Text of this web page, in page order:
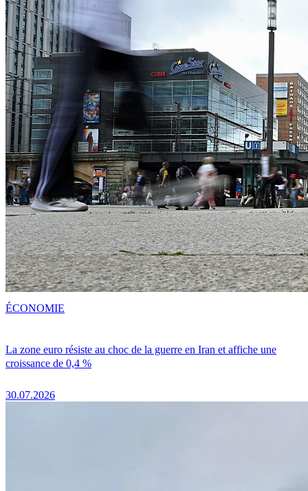
La zone euro résiste au choc de la guerre en Iran et affiche une
croissance de 0,4 %
30.07.2026
ÉCONOMIE